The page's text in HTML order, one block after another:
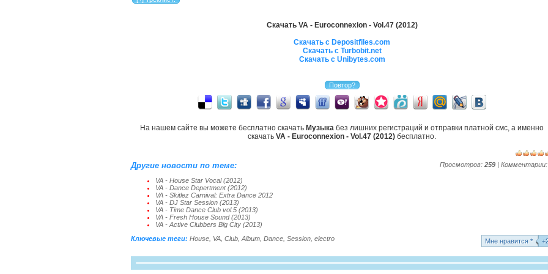
Скачать VA - Euroconnexion - Vol.47 (2012)
Скачать с Depositfiles.com
Скачать с Turbobit.net
Скачать с Unibytes.com
На нашем сайте вы можете бесплатно скачать Музыка без лишних регистраций и отправки платной смс, а именно
скачать VA - Euroconnexion - Vol.47 (2012) бесплатно.
Просмотров: 259 | Комментарии:
Другие новости по теме:
VA - House Star Vocal (2012)
VA - Dance Depertment (2012)
VA - Skitlez Carnival: Extra Dance 2012
VA - DJ Star Session (2013)
VA - Time Dance Club vol.5 (2013)
VA - Fresh House Sound (2013)
VA - Active Clubbers Big City (2013)
Mне нравится *
Ключевые теги: House VA Club Album Dance Session electro